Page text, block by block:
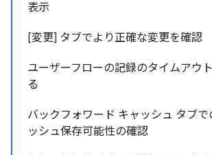
表示
[変更] タブでより正確な変更を確認
ユーザーフローの記録のタイムアウ
る
バックフォワード キャッシュ タブで
ッシュ保存可能性の確認